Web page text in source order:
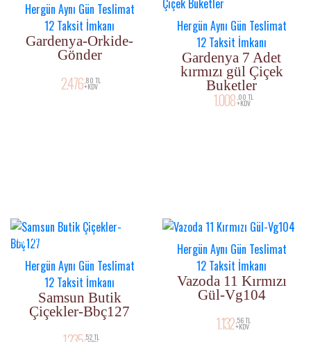
Hergün Aynı Gün Teslimat
12 Taksit İmkanı
Gardenya-Orkide-
Gönder
2.476 ,80 TL
+KDV
Hergün Aynı Gün Teslimat
12 Taksit İmkanı
Gardenya 7 Adet
kırmızı gül Çiçek
Buketler
1.008 ,00 TL
+KDV
YENI ÜRÜN
Hergün Aynı Gün Teslimat
12 Taksit İmkanı
Samsun Butik
Çiçekler-Bbç127
,52 TL
Hergün Aynı Gün Teslimat
12 Taksit İmkanı
Vazoda 11 Kırmızı
Gül-Vg104
1.132 ,56 TL
+KDV